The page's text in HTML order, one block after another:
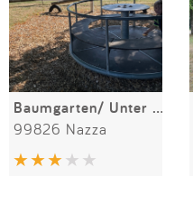
Baumgarten/ Unter den Linden
99826 Nazza